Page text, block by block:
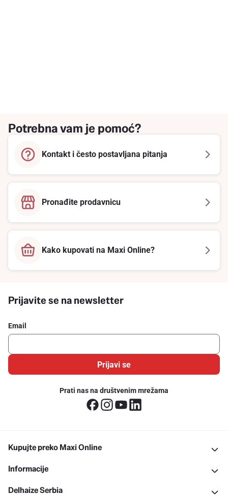
Potrebna vam je pomoć?
Kontakt i često postavljana pitanja
Pronađite prodavnicu
Kako kupovati na Maxi Online?
Prijavite se na newsletter
Email
Prijavi se
Prati nas na društvenim mrežama
Kupujte preko Maxi Online
Informacije
Delhaize Serbia